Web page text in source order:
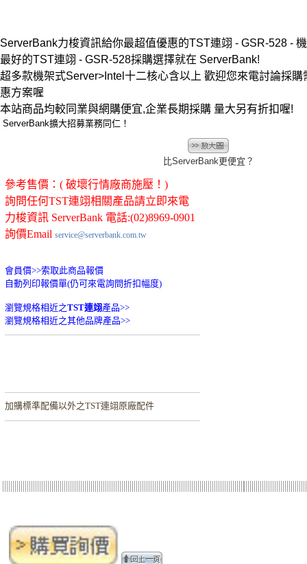
ServerBank力梭資訊給你最超值優惠的TST連翊 - GSR-528 -
最好的TST連翊 - GSR-528採購選擇就在 ServerBank!
超多款機架式Server>Intel十二核心含以上 歡迎您來電討論採
惠方案喔
本站商品均較同業與網購便宜,企業長期採購 量大另有折扣喔!
ServerBank擴大招募業務同仁！
比ServerBank更便宜？
參考售價：( 破壞行情廠商施壓！)
詢問任何TST連翊相關產品請立即來電
力梭資訊 ServerBank 電話:(02)8969-0901
詢價Email service@serverbank.com.tw
會員價>>索取此商品報價
自動列印報價單(仍可來電詢問折扣幅度)
瀏覽規格相近之TST連翊產品>>
瀏覽規格相近之其他品牌產品>>
加購標準配備以外之TST連翊原廠配件